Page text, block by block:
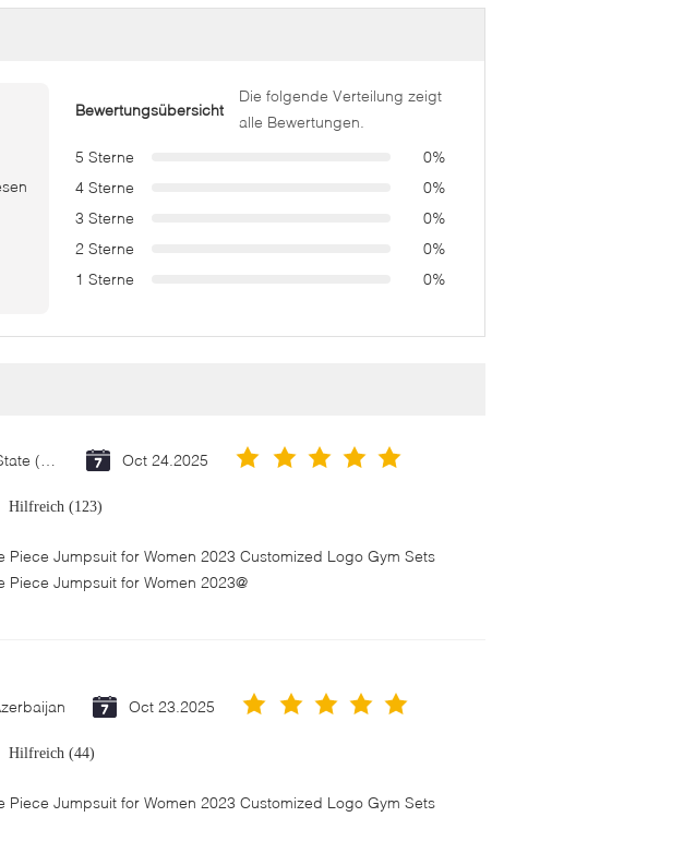
Bewertungsübersicht
Die folgende Verteilung zeigt
alle Bewertungen.
5 Sterne
0%
4 Sterne
0%
3 Sterne
0%
2 Sterne
0%
1 Sterne
0%
Oct 24.2025
Hilfreich (123)
Piece Jumpsuit for Women 2023 Customized Logo Gym Sets
Piece Jumpsuit for Women 2023@
Oct 23.2025
Hilfreich (44)
Piece Jumpsuit for Women 2023 Customized Logo Gym Sets